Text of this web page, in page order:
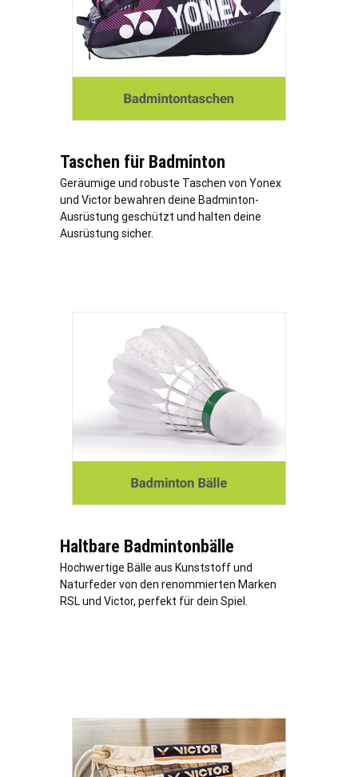
Taschen für Badminton
Geräumige und robuste Taschen von Yonex
und Victor bewahren deine Badminton-
Ausrüstung geschützt und halten deine
Ausrüstung sicher.
Haltbare Badmintonbälle
Hochwertige Bälle aus Kunststoff und
Naturfeder von den renommierten Marken
RSL und Victor, perfekt für dein Spiel.